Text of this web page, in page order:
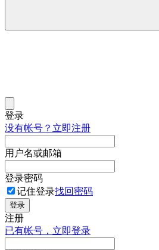
登录
没有帐号？立即注册
用户名或邮箱
登录密码
记住登录找回密码
登录
注册
已有帐号，立即登录